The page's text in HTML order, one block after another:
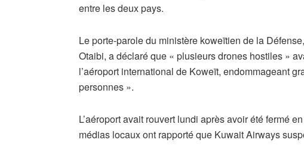
entre les deux pays.
Le porte-parole du ministère koweïtien de la
Otaibi, a déclaré que « plusieurs drones hostiles »
l’aéroport international de Koweït, endommageant
personnes ».
L’aéroport avait rouvert lundi après avoir été fermé
médias locaux ont rapporté que Kuwait Airways